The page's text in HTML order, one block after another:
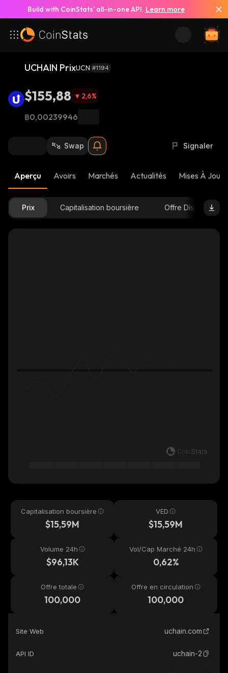
Build with CoinStats’ all-in-one API. Learn more
UCHAIN PrixUCN #1194
$155,88 2,6%
฿0,00239946
Swap Signaler
Aperçu Avoirs Marchés Actualités Mises À Jour
Prix Capitalisation boursière Offre Disponible
Capitalisation boursière
$15,59M
VED
$15,59M
Volume 24h
$96,13K
Vol/Cap Marché 24h
0,62%
Offre totale
100,000
Offre en circulation
100,000
Site Web uchain.com
API ID uchain-2